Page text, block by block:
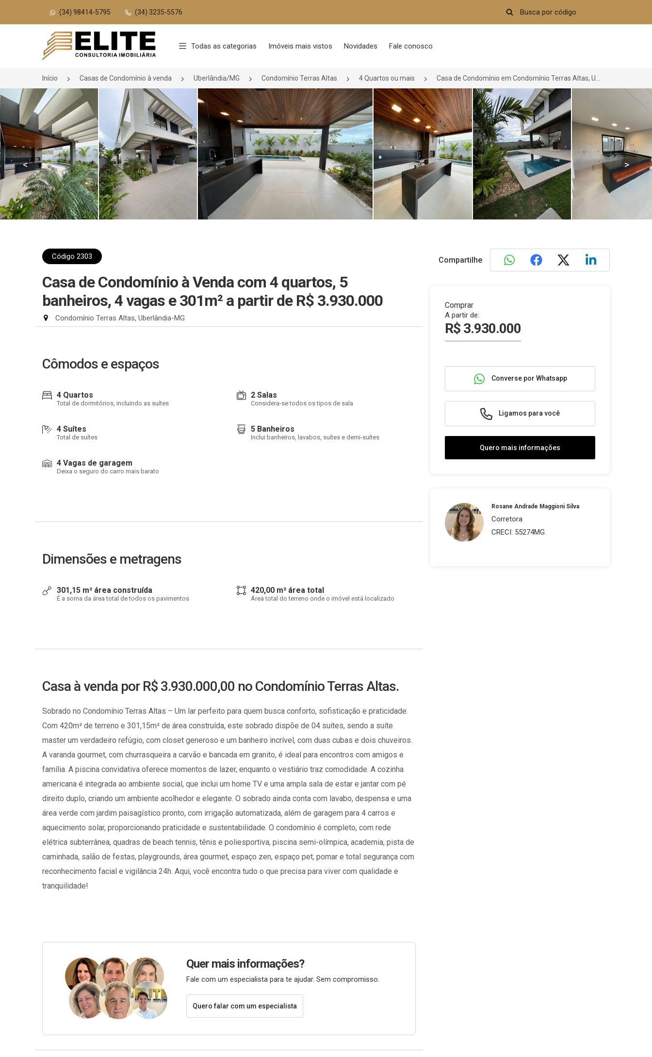
(34) 98414-5795 (34) 3235-5576
Página inicial
Todas as categorias Imóveis mais vistos Novidades Fale conosco
Início Casas de Condomínio à venda Uberlândia/MG Condomínio Terras Altas 4 Quartos ou mais
< >
Código 2303
Casa de Condomínio à Venda com 4 quartos, 5
banheiros, 4 vagas e 301m² a partir de R$ 3.930.000
Condomínio Terras Altas, Uberlândia-MG
Cômodos e espaços
4 Quartos
Total de dormitórios, incluindo as suítes
2 Salas
Considera-se todos os tipos de sala
4 Suítes
Total de suítes
5 Banheiros
Inclui banheiros, lavabos, suítes e demi-suítes
4 Vagas de garagem
Deixa o seguro do carro mais barato
Dimensões e metragens
301,15 m² área construída
É a soma da área total de todos os pavimentos
420,00 m² área total
Área total do terreno onde o imóvel está localizado
Casa à venda por R$ 3.930.000,00 no Condomínio Terras Altas.
Sobrado no Condomínio Terras Altas – Um lar perfeito para quem busca conforto, sofisticação e praticidade.
Com 420m² de terreno e 301,15m² de área construída, este sobrado dispõe de 04 suítes, sendo a suíte
master um verdadeiro refúgio, com closet generoso e um banheiro incrível, com duas cubas e dois chuveiros.
A varanda gourmet, com churrasqueira a carvão e bancada em granito, é ideal para encontros com amigos e
família. A piscina convidativa oferece momentos de lazer, enquanto o vestiário traz comodidade. A cozinha
americana é integrada ao ambiente social, que inclui um home TV e uma ampla sala de estar e jantar com pé
direito duplo, criando um ambiente acolhedor e elegante. O sobrado ainda conta com lavabo, despensa e uma
área verde com jardim paisagístico pronto, com irrigação automatizada, além de garagem para 4 carros e
aquecimento solar, proporcionando praticidade e sustentabilidade. O condomínio é completo, com rede
elétrica subterrânea, quadras de beach tennis, tênis e poliesportiva, piscina semi-olímpica, academia, pista de
caminhada, salão de festas, playgrounds, área gourmet, espaço zen, espaço pet, pomar e total segurança com
reconhecimento facial e vigilância 24h. Aqui, você encontra tudo o que precisa para viver com qualidade e
tranquilidade!
Quer mais informações?
Fale com um especialista para te ajudar. Sem compromisso.
Quero falar com um especialista
Compartilhe
Comprar
A partir de:
R$ 3.930.000
Converse por Whatsapp
Ligamos para você
Quero mais informações
Rosane Andrade Maggioni Silva
Corretora
CRECI: 55274MG